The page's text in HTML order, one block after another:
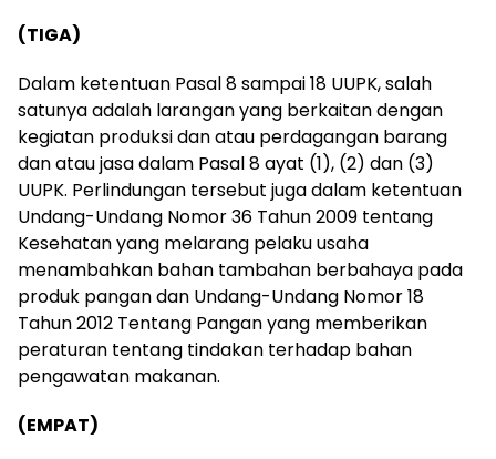
(TIGA)
Dalam ketentuan Pasal 8 sampai 18 UUPK, salah
satunya adalah larangan yang berkaitan dengan
kegiatan produksi dan atau perdagangan barang
dan atau jasa dalam Pasal 8 ayat (1), (2) dan (3)
UUPK. Perlindungan tersebut juga dalam ketentuan
Undang-Undang Nomor 36 Tahun 2009 tentang
Kesehatan yang melarang pelaku usaha
menambahkan bahan tambahan berbahaya pada
produk pangan dan Undang-Undang Nomor 18
Tahun 2012 Tentang Pangan yang memberikan
peraturan tentang tindakan terhadap bahan
pengawatan makanan.
(EMPAT)